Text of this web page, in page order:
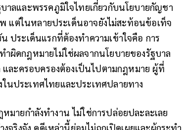
และพรรคภูมิใจไทยเกี่ยวกับนโยบายกัญชา
แต่ในหลายประเด็นอาจยังไม่สะท้อนข้อเท็จ
ประเด็นแรกที่ต้องทำความเข้าใจคือ การ
ผิดกฎหมายไม่ใช่ผลจากนโยบายของรัฐบาล
ละครอบครองต้องเป็นไปตามกฎหมาย ผู้ที่
นประเทศไทยและประเทศปลายทาง
ายกำลังทำงาน ไม่ใช่การปล่อยปละละเลย
ริงจัง คดีเหล่านี้ย่อมไม่ถูกเปิดเผยและผู้กระทำ